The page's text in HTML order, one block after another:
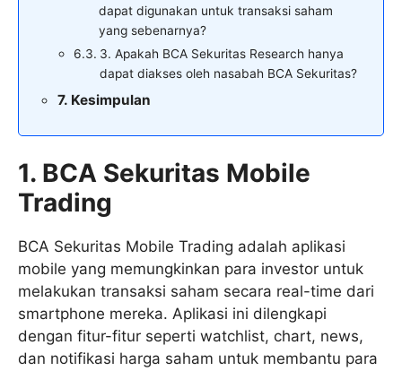
dapat digunakan untuk transaksi saham
yang sebenarnya?
3. Apakah BCA Sekuritas Research hanya
dapat diakses oleh nasabah BCA Sekuritas?
Kesimpulan
1. BCA Sekuritas Mobile
Trading
BCA Sekuritas Mobile Trading adalah aplikasi
mobile yang memungkinkan para investor untuk
melakukan transaksi saham secara real-time dari
smartphone mereka. Aplikasi ini dilengkapi
dengan fitur-fitur seperti watchlist, chart, news,
dan notifikasi harga saham untuk membantu para